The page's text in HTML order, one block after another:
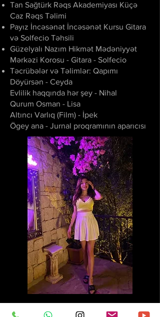
Tan Sağtürk Rəqs Akademiyası Küçə
Caz Rəqs Təlimi
Payız İncəsənət İncəsənət Kursu Gitara
və Solfecio Təhsili
Güzelyalı Nazım Hikmət Mədəniyyət
Mərkəzi Korosu - Gitara - Solfecio
Təcrübələr və Təlimlər: Qapımı
Döyürsən - Ceyda
Evlilik haqqında hər şey - Nihal
Qurum Osman - Lisa
Altıncı Varlıq (Film) - İpek
Ögey ana - Jurnal proqramının aparıcısı